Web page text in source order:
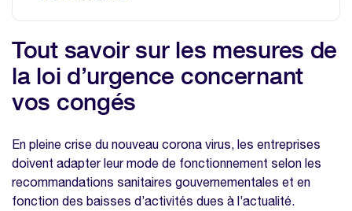
d’urgence concernant vos congés
A contexte exceptionnel, mesures
exceptionnelles
Nos modèles à télécharger sur la même
thématique
Modèle planning congés excel
Tout savoir sur les mesures de
la loi d’urgence concernant
vos congés
En pleine crise du nouveau corona virus, les entreprises
doivent adapter leur mode de fonctionnement selon les
recommandations sanitaires gouvernementales et en
fonction des baisses d’activités dues à l’actualité.